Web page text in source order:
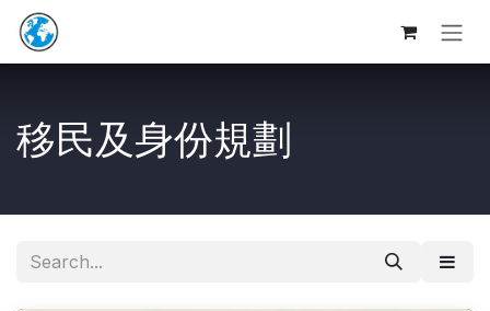
Skip to Content
移民及身份規劃